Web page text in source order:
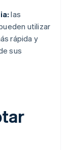
las
utilizar
rápida y
sus